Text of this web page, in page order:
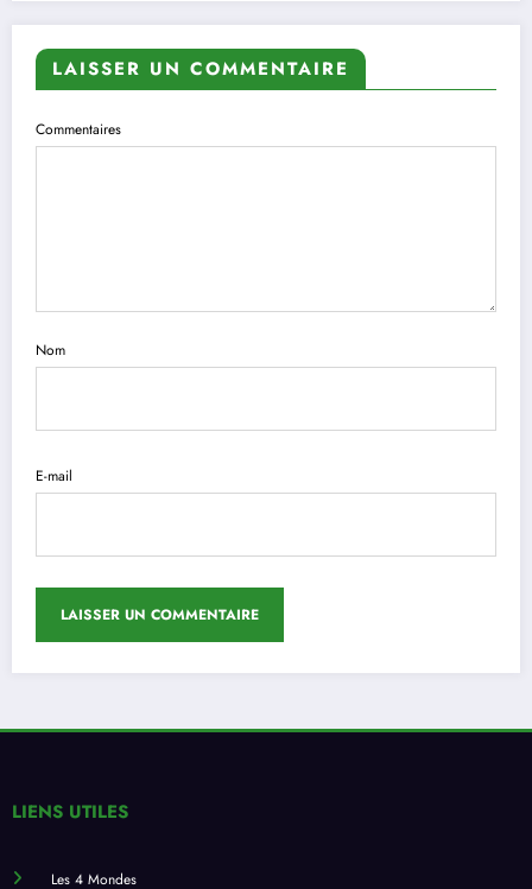
LAISSER UN COMMENTAIRE
Commentaires
Nom
E-mail
LIENS UTILES
Les 4 Mondes